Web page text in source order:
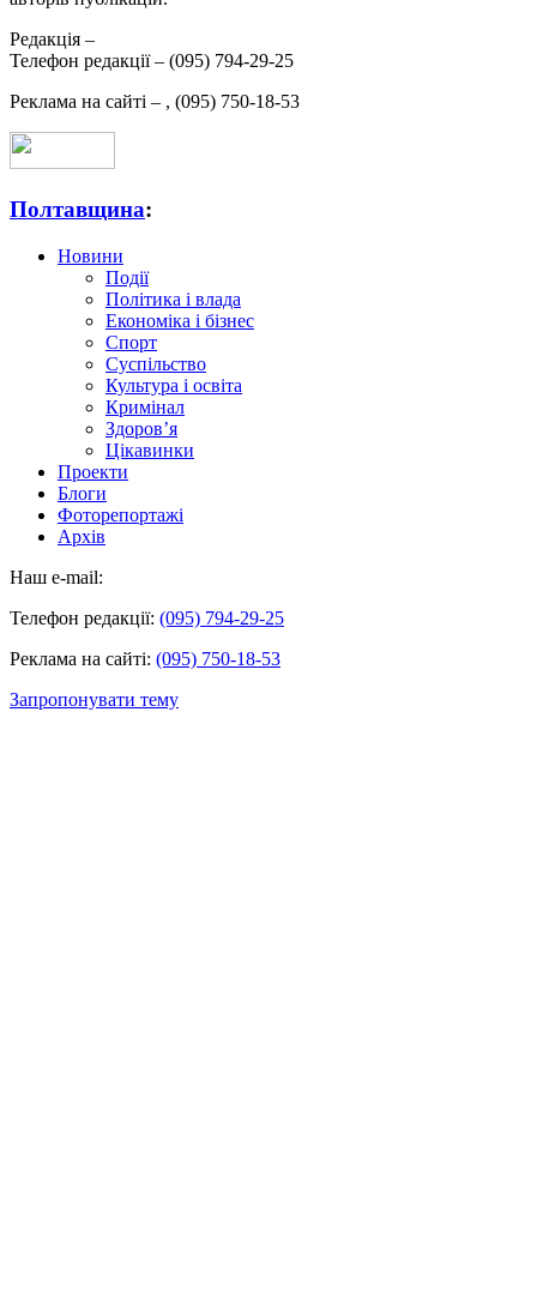
Редакція –
Телефон редакції – (095) 794-29-25
Реклама на сайті – , (095) 750-18-53
Полтавщина:
Новини
Події
Політика і влада
Економіка і бізнес
Спорт
Суспільство
Культура і освіта
Кримінал
Здоров’я
Цікавинки
Проекти
Блоги
Фоторепортажі
Архів
Наш e-mail:
Телефон редакції: (095) 794-29-25
Реклама на сайті: (095) 750-18-53
Запропонувати тему